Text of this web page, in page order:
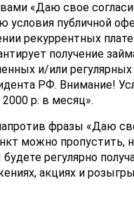
«Даю свое
публичной
рекуррентных
получение
и/или
РФ. Внимание!
р. в месяц».
фразы «Даю
можно
регулярно
акциях и